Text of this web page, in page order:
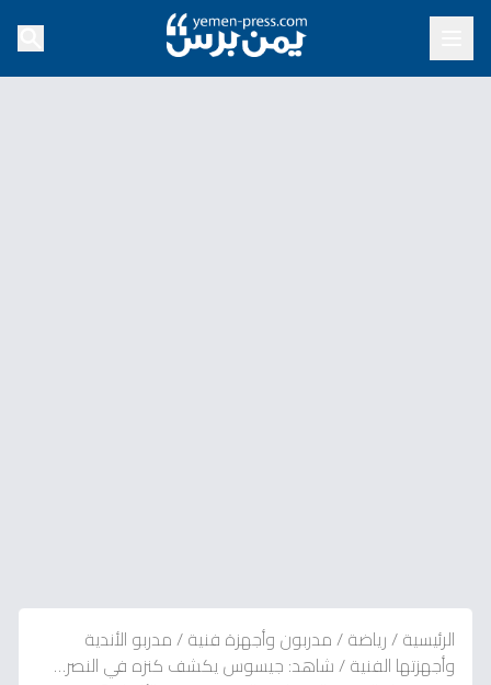
الرئيسية/رياضة/مدربون وأجهزة فنية/مدربو الأندية
وأجهزتها الفنية/شاهد: جيسوس يكشف كنزه في النصر…